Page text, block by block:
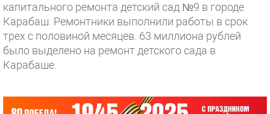
капитального ремонта детский сад №9 в городе
Карабаш. Ремонтники выполнили работы в срок
трех с половиной месяцев. 63 миллиона рублей
было выделено на ремонт детского сада в
Карабаше.